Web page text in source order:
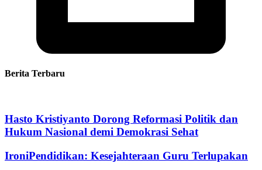
Berita Terbaru
Hasto Kristiyanto Dorong Reformasi Politik dan
Hukum Nasional demi Demokrasi Sehat
IroniPendidikan: Kesejahteraan Guru Terlupakan